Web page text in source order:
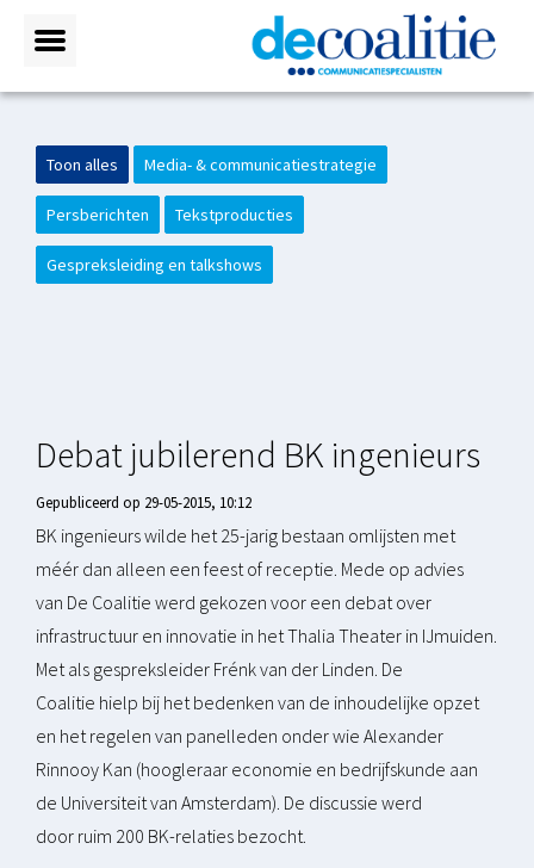
Toon alles Media- & communicatiestrategie
Persberichten Tekstproducties
Gespreksleiding en talkshows
Debat jubilerend BK ingenieurs
Gepubliceerd op 29-05-2015, 10:12
BK ingenieurs wilde het 25-jarig bestaan omlijsten met
méér dan alleen een feest of receptie. Mede op advies
van De Coalitie werd gekozen voor een debat over
infrastructuur en innovatie in het Thalia Theater in IJmuiden.
Met als gespreksleider Frénk van der Linden. De
Coalitie hielp bij het bedenken van de inhoudelijke opzet
en het regelen van panelleden onder wie Alexander
Rinnooy Kan (hoogleraar economie en bedrijfskunde aan
de Universiteit van Amsterdam). De discussie werd
door ruim 200 BK-relaties bezocht.